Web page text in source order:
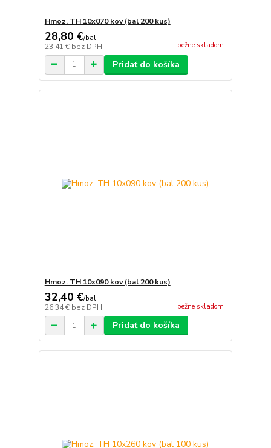
Hmoz. TH 10x070 kov (bal 200 kus)
28,80 €/bal
23,41 € bez DPH bežne skladom
Pridať do košíka
Hmoz. TH 10x090 kov (bal 200 kus)
32,40 €/bal
26,34 € bez DPH bežne skladom
Pridať do košíka